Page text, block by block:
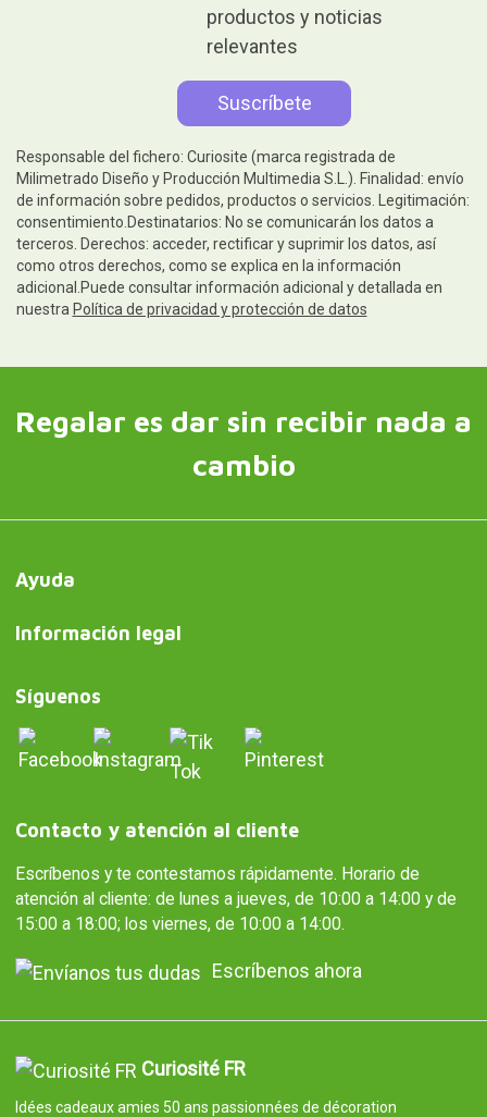
productos y noticias
relevantes
Responsable del fichero: Curiosite (marca registrada de
Milimetrado Diseño y Producción Multimedia S.L.). Finalidad: envío
de información sobre pedidos, productos o servicios. Legitimación:
consentimiento.Destinatarios: No se comunicarán los datos a
terceros. Derechos: acceder, rectificar y suprimir los datos, así
como otros derechos, como se explica en la información
adicional.Puede consultar información adicional y detallada en
nuestra Política de privacidad y protección de datos
Regalar es dar sin recibir nada a
cambio
Ayuda
Información legal
Síguenos
Contacto y atención al cliente
Escríbenos y te contestamos rápidamente. Horario de
atención al cliente: de lunes a jueves, de 10:00 a 14:00 y de
15:00 a 18:00; los viernes, de 10:00 a 14:00.
Escríbenos ahora
Curiosité FR
Idées cadeaux amies 50 ans passionnées de décoration